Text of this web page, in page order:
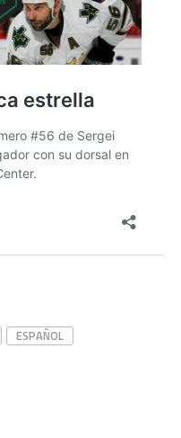
ESPAÑOL